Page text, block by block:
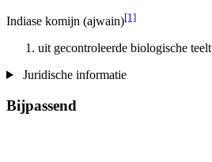
Indiase komijn (ajwain)[1]
uit gecontroleerde biologische teelt
Juridische informatie
Bijpassend